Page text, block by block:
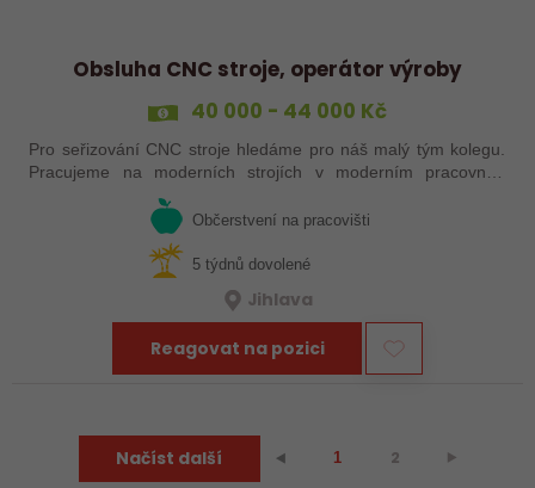
Obsluha CNC stroje, operátor výroby
40 000 - 44 000 Kč
Pro seřizování CNC stroje hledáme pro náš malý tým kolegu.
Pracujeme na moderních strojích v moderním pracovním
prostředí. Pracovistě u Jihlavy.
Občerstvení na pracovišti
5 týdnů dovolené
Jihlava
Reagovat na pozici
Načíst další ⯇ 1 2 ⯈